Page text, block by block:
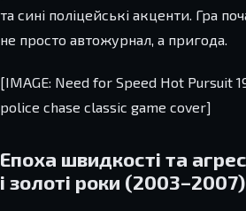
та сині поліцейські акценти. Гра
не просто автожурнал, а пригода.
[IMAGE: Need for Speed Hot Pursuit
police chase classic game cover]
Епоха швидкості та
і золоті роки (2003–2007)